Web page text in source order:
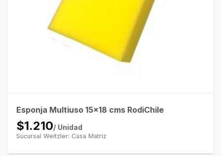
Esponja Multiuso 15×18 cms RodiChile
$1.210/ Unidad
Sucursal Weitzler: Casa Matriz